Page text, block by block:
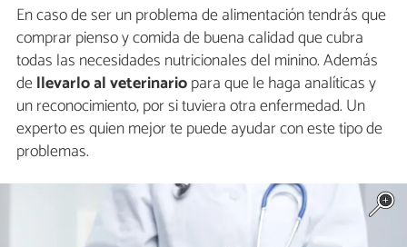
En caso de ser un problema de alimentación tendrás que
comprar pienso y comida de buena calidad que cubra
todas las necesidades nutricionales del minino. Además
dellevarlo al veterinariopara que le haga analíticas y
un reconocimiento, por si tuviera otra enfermedad. Un
experto es quien mejor te puede ayudar con este tipo de
problemas.